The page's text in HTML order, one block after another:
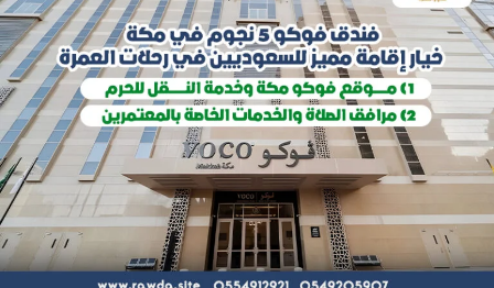
نجوم
في
مكة:
خيار
إقامة
مميز
للسعوديين
في
رحلات
العمرة